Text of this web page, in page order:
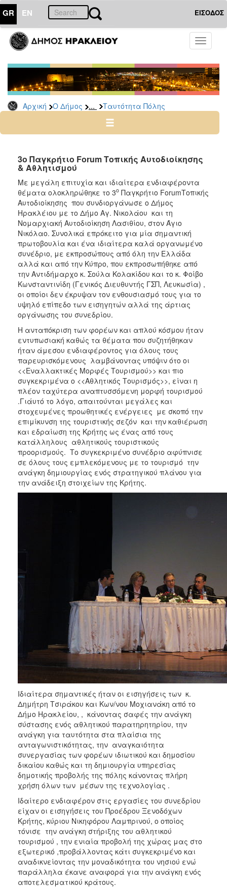
GR EN ΕΙΣΟΔΟΣ
Toggle
Αρχική Ο Δήμος ... Ταυτότητα Πόλης
ΔΗΜΟΣ
Υπηρεσίες
Φορείς
Δημοτικές
Υπηρεσίες
Ηλεκτρονική
Διακυβέρνηση
Νέα
-
Ανακοινώσεις
Ψηφιακή
Στρατηγική
Έργα
Πληροφορικής
Δίκτυο
ΙΚΑΡΟΣ
Ταυτότητα
Πόλης
Σχολικές
Επιτροπές
Αγροτική
Ανάπτυξη
Προσχολική
Αγωγή
Κοιμητήρια
Κέντρο
Οικογένειας
ΤΟΠΟΣ
3ο Παγκρήτιο Forum Τοπικής Αυτοδιοίκησης
& Αθλητισμού
Με μεγάλη επιτυχία και ιδιαίτερα ενδιαφέροντα
θέματα ολοκληρώθηκε το 3ο Παγκρήτιο ForumΤοπικής
Αυτοδιοίκησης που συνδιοργάνωσε ο Δήμος
Ηρακλέιου με το Δήμο Αγ. Νικολάου και τη
Νομαρχιακή Αυτοδιοίκηση Λασιθίου, στον Άγιο
Νικόλαο. Συνολικά επρόκειτο για μία σημαντική
πρωτοβουλία και ένα ιδιαίτερα καλά οργανωμένο
συνέδριο, με εκπροσώπους από όλη την Ελλάδα
αλλά και από την Κύπρο, που εκπροσωπήθηκε από
την Αντιδήμαρχο κ. Σούλα Κολακίδου και το κ. Φοίβο
Κωνσταντινίδη (Γενικός Διευθυντής ΓΣΠ, Λευκωσία) ,
οι οποίοι δεν έκρυψαν τον ενθουσιασμό τους για το
υψηλό επίπεδο των εισηγητών αλλά της άρτιας
οργάνωσης του συνεδρίου.
Η ανταπόκριση των φορέων και απλού κόσμου ήταν
εντυπωσιακή καθώς τα θέματα που συζητήθηκαν
ήταν άμεσου ενδιαφέροντος για όλους τους
παρευρισκόμενους λαμβάνοντας υπόψιν ότο οι
<<Εναλλακτικές Μορφές Τουρισμού>> και πιο
συγκεκριμένα ο <<Αθλητικός Τουρισμός>>, είναι η
πλέον ταχύτερα αναπτυσσόμενη μορφή τουρισμού
.Γιάυτό το λόγο, απαιτούνται μεγάλες και
στοχευμένες προωθητικές ενέργειες με σκοπό την
επιμίκυνση της τουριστικής σεζόν και την καθιέρωση
και εδραίωση της Κρήτης ως ένας από τους
κατάλληλους αθλητικούς τουριστικούς
προορισμούς. Το συγκεκριμένο συνέδριο αφύπνισε
σε όλους τους εμπλεκόμενους με το τουρισμό την
ανάγκη δημιουργίας ενός στρατηγικού πλάνου για
την ανάδειξη στοιχείων της Κρήτης.
Ιδιαίτερα σημαντικές ήταν οι εισηγήσεις των κ.
Δημήτρη Τσιράκου και Κων/νου Μοχιανάκη από το
Δήμο Ηρακλείου, , κάνοντας σαφές την ανάγκη
σύστασης ενός αθλητικού παρατηρητηρίου, την
ανάγκη για ταυτότητα στα πλαίσια της
ανταγωνιστικότητας, την αναγκαιότητα
συνεργασίας των φορέων ιδιωτικού και δημοσίου
δικαίου καθώς και τη δημιουργία υπηρεσίας
δημοτικής προβολής της πόλης κάνοντας πλήρη
χρήση όλων των μέσων της τεχνολογίας .
Ιδαίτερο ενδιαφέρον στις εργασίες του συνεδρίου
είχαν οι εισηγήσεις του Προέδρου Ξενοδόχων
Κρήτης, κύριου Νικηφόρου Λαμπρινού, ο οποίος
τόνισε την ανάγκη στήριξης του αθλητικού
τουρισμού , την ενιαία προβολή της χώρας μας στο
εξωτερικό ,προβάλλοντας κάτι συγκεκριμένο και
αναδικνείοντας την μοναδικότητα του νησιού ενώ
παράλληλα έκανε αναφορά για την ανάγκη ενός
αποτελεσματικού κράτους.